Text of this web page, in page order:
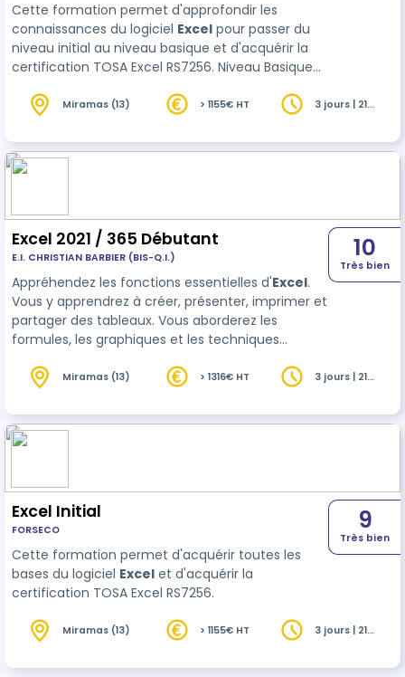
Cette formation permet d'approfondir les
connaissances du logiciel Excel pour passer du
niveau initial au niveau basique et d'acquérir la
certification TOSA Excel RS7256. Niveau Basique
Miramas (13) > 1155€ HT
3 jours | 21
Excel 2021 / 365 Débutant
E.I. CHRISTIAN BARBIER (BIS-Q.I.)
Appréhendez les fonctions essentielles d'Excel.
Vous y apprendrez à créer, présenter, imprimer et
partager des tableaux. Vous aborderez les
formules, les graphiques et les techniques
disponible en distanciel.
10
Très bien
Miramas (13) > 1316€ HT
3 jours | 21
Excel Initial
FORSECO
Cette formation permet d'acquérir toutes les
bases du logiciel Excel et d'acquérir la
certification TOSA Excel RS7256.
9
Très bien
Miramas (13) > 1155€ HT
3 jours | 21